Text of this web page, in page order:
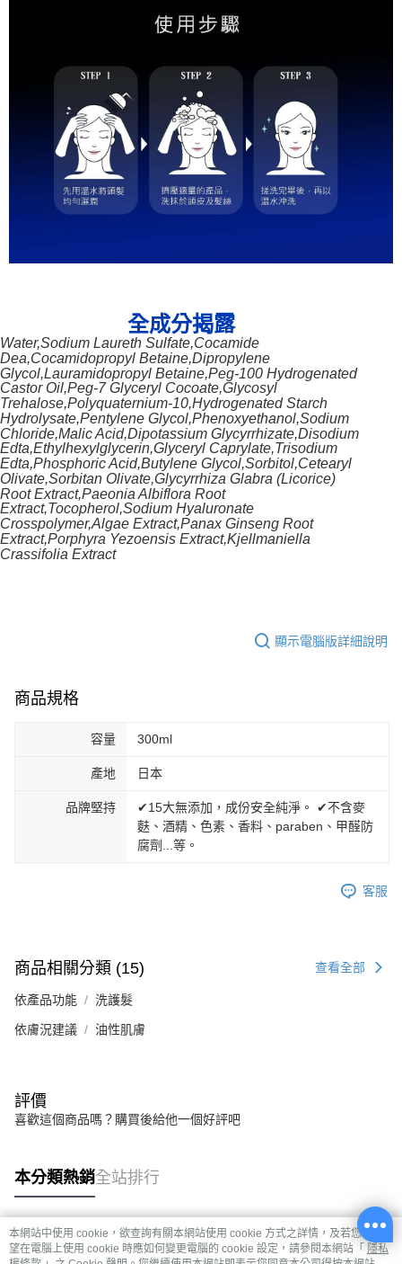
全成分揭露
Water,Sodium Laureth Sulfate,Cocamide
Dea,Cocamidopropyl Betaine,Dipropylene
Glycol,Lauramidopropyl Betaine,Peg-100 Hydrogenated
Castor Oil,Peg-7 Glyceryl Cocoate,Glycosyl
Trehalose,Polyquaternium-10,Hydrogenated Starch
Hydrolysate,Pentylene Glycol,Phenoxyethanol,Sodium
Chloride,Malic Acid,Dipotassium Glycyrrhizate,Disodium
Edta,Ethylhexylglycerin,Glyceryl Caprylate,Trisodium
Edta,Phosphoric Acid,Butylene Glycol,Sorbitol,Cetearyl
Olivate,Sorbitan Olivate,Glycyrrhiza Glabra (Licorice)
Root Extract,Paeonia Albiflora Root
Extract,Tocopherol,Sodium Hyaluronate
Crosspolymer,Algae Extract,Panax Ginseng Root
Extract,Porphyra Yezoensis Extract,Kjellmaniella
Crassifolia Extract
顯示電腦版詳細說明
商品規格
容量 300ml
產地 日本
品牌堅持
✔15大無添加，成份安全純淨。 ✔不含麥
麩、酒精、色素、香料、paraben、甲醛防
腐劑...等。
客服
商品相關分類 (15) 查看全部
依產品功能 洗護髮
依膚況建議 油性肌膚
評價
喜歡這個商品嗎？購買後給他一個好評吧
本分類熱銷全站排行
熱門標籤
本網站中使用 cookie，欲查詢有關本網站使用 cookie 方式之詳情，及若您不希
望在電腦上使用 cookie 時應如何變更電腦的 cookie 設定，請參閱本網站「 隱私